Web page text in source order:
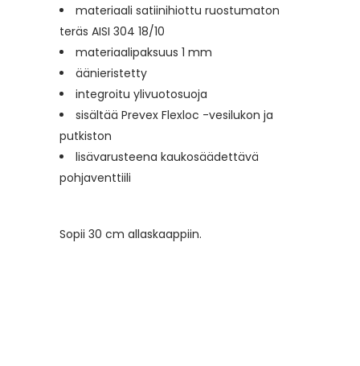
materiaali satiinihiottu ruostumaton
teräs AISI 304 18/10
materiaalipaksuus 1 mm
äänieristetty
integroitu ylivuotosuoja
sisältää Prevex Flexloc -vesilukon ja
putkiston
lisävarusteena kaukosäädettävä
pohjaventtiili
Sopii 30 cm allaskaappiin.